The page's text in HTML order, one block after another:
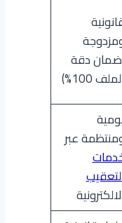
دقة
100%)
عبر